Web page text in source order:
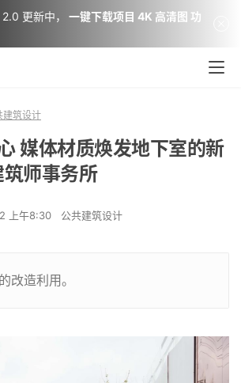
建筑设计
媒体材质焕发地下室的新
师事务所
上午8:30 公共建筑设计
改造利用。
更新中，
一键下载项目 4K 高清图 功